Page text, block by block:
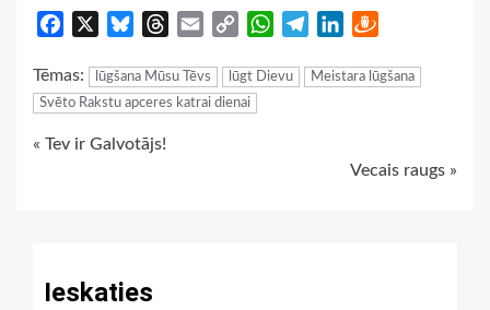
Facebook BlueskyThreads
Email
Copy
WhatsApp
TelegramLinkedIn
Tēmas: lūgšana Mūsu Tēvs lūgt Dievu
Meistara lūgšana
Svēto Rakstu apceres katrai dienai
Continue
« Tev ir Galvotājs!
Vecais raugs »
Ieskaties